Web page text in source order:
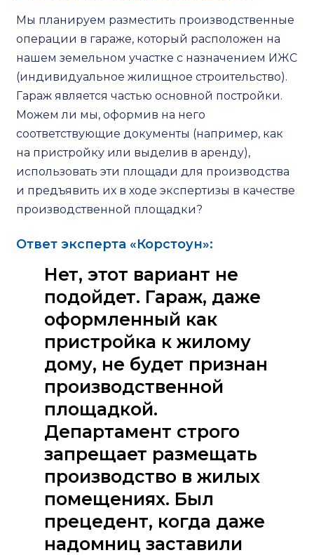
Мы планируем разместить производственные
операции в гараже, который расположен на
нашем земельном участке с назначением ИЖС
(индивидуальное жилищное строительство).
Гараж является частью основной постройки.
Можем ли мы, оформив на него
соответствующие документы (например, как
на пристройку или выделив в аренду),
использовать эти площади для производства
и предъявить их в ходе экспертизы в качестве
производственной площадки?
Ответ эксперта «Корстоун»:
Нет, этот вариант не
подойдет. Гараж, даже
оформленный как
пристройка к жилому
дому, не будет признан
производственной
площадкой.
Департамент строго
запрещает размещать
производство в жилых
помещениях. Был
прецедент, когда даже
надомниц заставили